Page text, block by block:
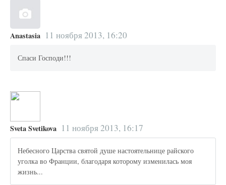
Anastasia 11 ноября 2013, 16:20
Спаси Господи!!!
Sveta Svetikova 11 ноября 2013, 16:17
Небесного Царства святой душе настоятельнице райского
уголка во Франции, благодаря которому изменилась моя
жизнь...